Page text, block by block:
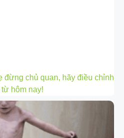
đừng chủ quan, hãy điều chỉnh
từ hôm nay!